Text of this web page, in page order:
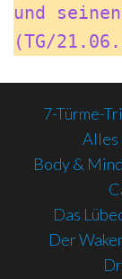
und
(TG/
7-Türme-
Alles
Body &
Das
Der